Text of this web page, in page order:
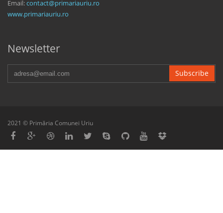
Email:contact@primariauriu.ro
www.primariauriu.ro
Newsletter
Subscribe
2021 © Primăria Comunei Uriu